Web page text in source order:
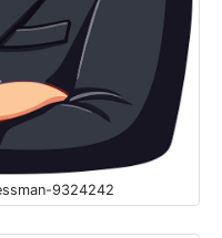
9324242